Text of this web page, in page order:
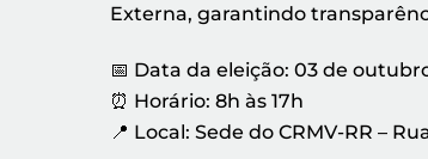
Externa, garantindo
📅 Data da eleição: 03 de
⏰ Horário: 8h às 17h
📍 Local: Sede do CRMV-RR –